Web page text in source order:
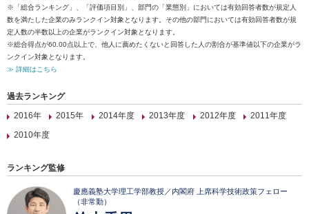
※「総合ランキング」、「評価項目別」、部門の「業態別」においては有効回答者数が規定人
数を満たした企業のみランクイン対象となります。その他の部門においては有効回答者数が規
定人数の半数以上の企業がランクイン対象となります。
※総合得点が60.00点以上で、他人に薦めたくないと回答した人の割合が基準値以下の企業がラ
ンクイン対象となります。
≫ 詳細はこちら
過去ランキング
2016年
2015年 2014年度 2013年度 2012年度
2011年度
2010年度
ランキング監修
慶應義塾大学理工学部教授／内閣府 上席科学技術政策フェロー
（非常勤）